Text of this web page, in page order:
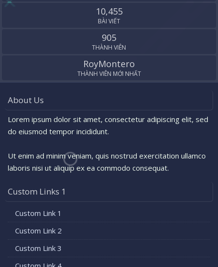
10,455
BÀI VIẾT
905
THÀNH VIÊN
RoyMontero
THÀNH VIÊN MỚI NHẤT
About Us
Lorem ipsum dolor sit amet, consectetur adipiscing elit, sed
do eiusmod tempor incididunt.
Ut enim ad minim veniam, quis nostrud exercitation ullamco
laboris nisi ut aliquip ex ea commodo consequat.
Custom Links 1
Custom Link 1
Custom Link 2
Custom Link 3